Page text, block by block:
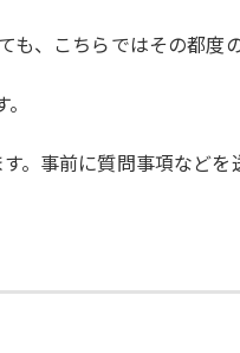
、こちらではその都度
。事前に質問事項などを